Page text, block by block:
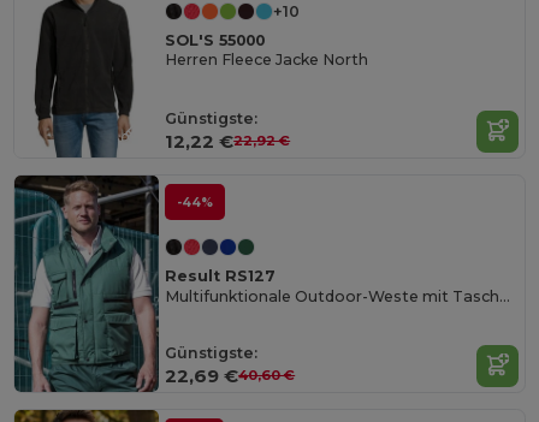
+10
SOL'S 55000
Herren Fleece Jacke North
Günstigste:
12,22 €22,92 €
-44%
Result RS127
Multifunktionale Outdoor-Weste mit Taschen
Günstigste:
22,69 €40,60 €